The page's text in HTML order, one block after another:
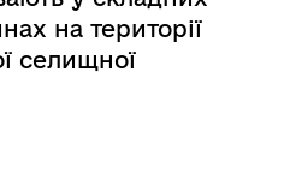
на території
селищної